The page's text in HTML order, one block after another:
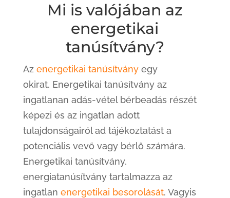
Mi is valójában az
energetikai
tanúsítvány?
Azenergetikai tanúsítvány egy
okirat. Energetikai tanúsítvány az
ingatlanan adás-vétel bérbeadás részét
képezi és az ingatlan adott
tulajdonságairól ad tájékoztatást a
potenciális vevő vagy bérlő számára.
Energetikai tanúsítvány,
energiatanúsítvány tartalmazza az
ingatlan energetikai besorolását. Vagyis